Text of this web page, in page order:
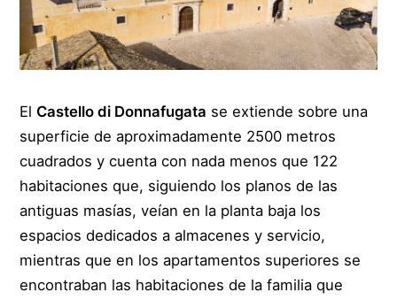
El Castello di Donnafugata se extiende sobre una
superficie de aproximadamente 2500 metros
cuadrados y cuenta con nada menos que 122
habitaciones que, siguiendo los planos de las
antiguas masías, veían en la planta baja los
espacios dedicados a almacenes y servicio,
mientras que en los apartamentos superiores se
encontraban las habitaciones de la familia que